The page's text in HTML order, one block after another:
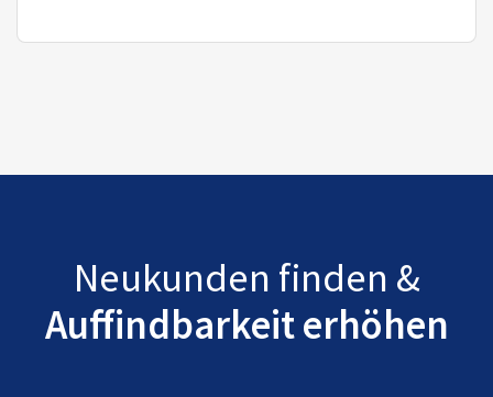
Neukunden finden &
Auffindbarkeit erhöhen